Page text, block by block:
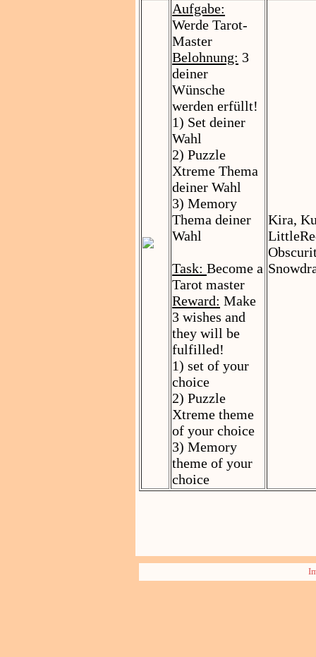
Aufgabe:
Werde Tarot-
Master
Belohnung: 3
deiner
Wünsche
werden erfüllt!
1) Set deiner
Wahl
2) Puzzle
Xtreme Thema
deiner Wahl
3) Memory
Thema deiner
Wahl
Task: Become a
Tarot master
Reward: Make
3 wishes and
they will be
fulfilled!
1) set of your
choice
2) Puzzle
Xtreme theme
of your choice
3) Memory
theme of your
choice
Kira,